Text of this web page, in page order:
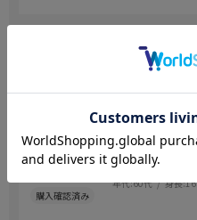
秋冬
色：Ｃ．グレー／サイズ：M82(首回
小五郎
年代:60代 身長: